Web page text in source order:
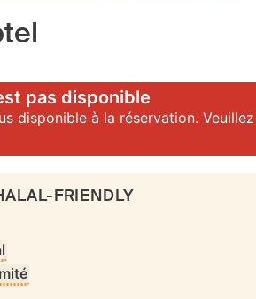
pas disponible
disponible à la réservation.
FRIENDLY